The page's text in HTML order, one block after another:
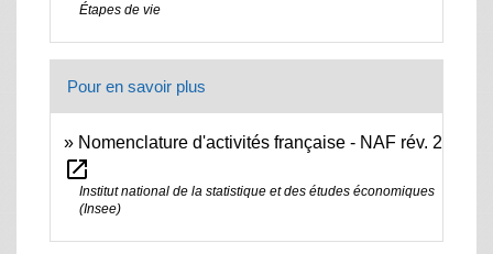
Étapes de vie
Pour en savoir plus
Nomenclature d'activités française - NAF rév. 2
open_in_new
Institut national de la statistique et des études économiques
(Insee)